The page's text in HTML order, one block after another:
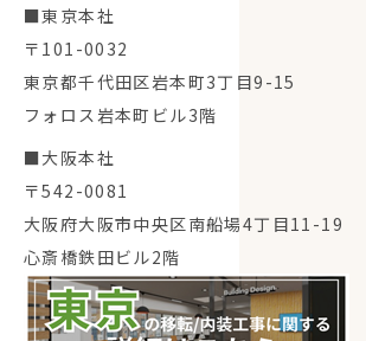
■東京本社
〒101-0032
東京都千代田区岩本町3丁目9-15
フォロス岩本町ビル3階
■大阪本社
〒542-0081
大阪府大阪市中央区南船場4丁目11-19
心斎橋鉄田ビル2階